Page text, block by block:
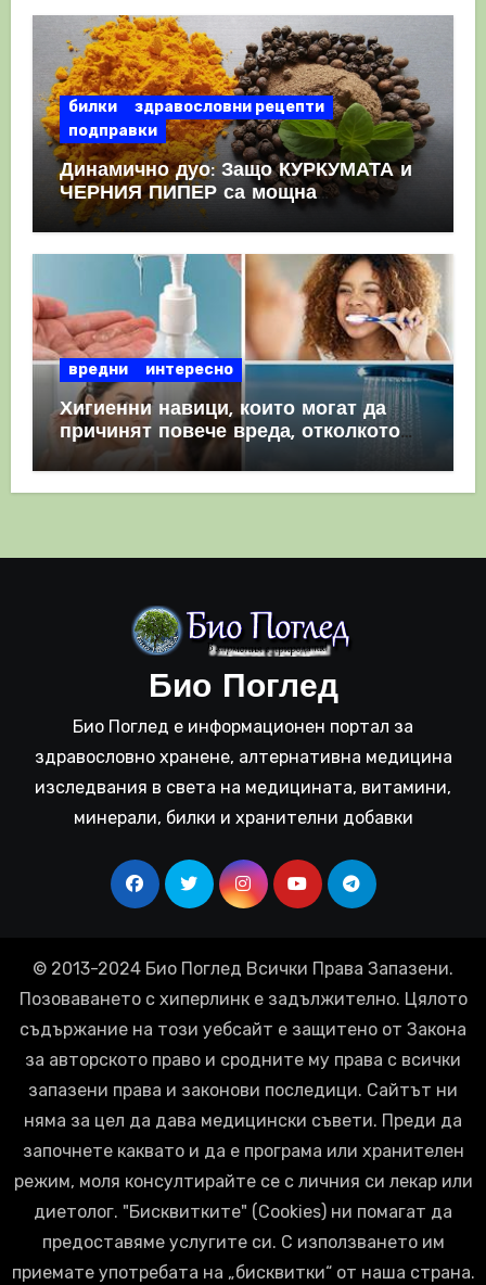
билки
здравословни рецепти
подправки
Динамично дуо: Защо КУРКУМАТА и
ЧЕРНИЯ ПИПЕР са мощна
комбинация
вредни интересно
Хигиенни навици, които могат да
причинят повече вреда, отколкото
полза
Био Поглед
Био Поглед е информационен портал за
здравословно хранене, алтернативна медицина
изследвания в света на медицината, витамини,
минерали, билки и хранителни добавки
© 2013-2024 Био Поглед Всички Права Запазени.
Позоваването с хиперлинк е задължително. Цялото
съдържание на този уебсайт е защитено от Закона
за авторското право и сродните му права с всички
запазени права и законови последици. Сайтът ни
няма за цел да дава медицински съвети. Преди да
започнете каквато и да е програма или хранителен
режим, моля консултирайте се с личния си лекар или
диетолог. "Бисквитките" (Cookies) ни помагат да
предоставяме услугите си. С използването им
приемате употребата на „бисквитки“ от наша страна.